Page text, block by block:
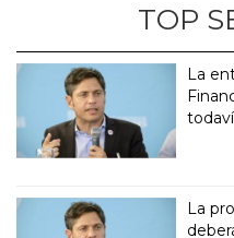
TOP
La
La